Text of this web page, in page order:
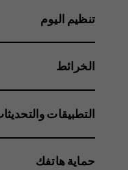
تنظيم اليوم
الخرائط
التطبيقات
حماية هاتفك